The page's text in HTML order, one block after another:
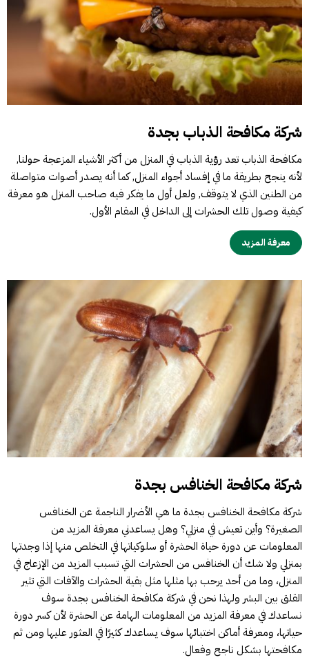
شركة مكافحة الذباب بجدة
مكافحة الذباب تعد رؤية الذباب في المنزل من أكثر الأشياء المزعجة حولنا,
لأنه ينجح بطريقة ما في إفساد أجواء المنزل, كما أنه يصدر أصوات متواصلة
من الطنين الذي لا يتوقف, ولعل أول ما يفكر فيه صاحب المنزل هو معرفة
كيفية وصول تلك الحشرات إلى الداخل في المقام الأول.
معرفة المزيد
شركة مكافحة الخنافس بجدة
شركة مكافحة الخنافس بجدة ما هي الأضرار الناجمة عن الخنافس
الصغيرة؟ وأين تعيش في منزلي؟ وهل يساعدني معرفة المزيد من
المعلومات عن دورة حياة الحشرة أو سلوكياتها في التخلص منها إذا وجدتها
بمنزلي ولا شك أن الخنافس من الحشرات التي تسبب المزيد من الإزعاج في
المنزل، وما من أحد يرحب بها مثلها مثل بقية الحشرات والآفات التي تثير
القلق بين البشر ولهذا نحن في شركة مكافحة الخنافس بجدة سوف
نساعدك في معرفة المزيد من المعلومات الهامة عن الحشرة لأن كسر دورة
حياتها، ومعرفة أماكن اختبائها سوف يساعدك كثيرًا في العثور عليها ومن ثم
مكافحتها بشكل ناجح وفعال.